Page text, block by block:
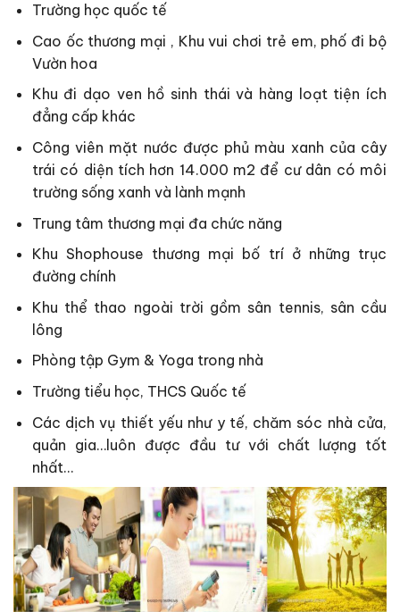
Trường học quốc tế
Cao ốc thương mại , Khu vui chơi trẻ em, phố đi bộ
Vườn hoa
Khu đi dạo ven hồ sinh thái và hàng loạt tiện ích
đẳng cấp khác
Công viên mặt nước được phủ màu xanh của cây
trái có diện tích hơn 14.000 m2 để cư dân có môi
trường sống xanh và lành mạnh
Trung tâm thương mại đa chức năng
Khu Shophouse thương mại bố trí ở những trục
đường chính
Khu thể thao ngoài trời gồm sân tennis, sân cầu
lông
Phòng tập Gym & Yoga trong nhà
Trường tiểu học, THCS Quốc tế
Các dịch vụ thiết yếu như y tế, chăm sóc nhà cửa,
quản gia…luôn được đầu tư với chất lượng tốt
nhất…